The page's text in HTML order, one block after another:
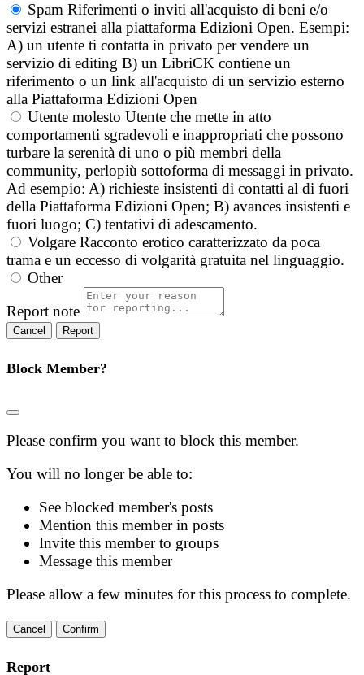
Spam Riferimenti o inviti all'acquisto di beni e/o
servizi estranei alla piattaforma Edizioni Open. Esempi:
A) un utente ti contatta in privato per vendere un
servizio di editing B) un LibriCK contiene un
riferimento o un link all'acquisto di un servizio esterno
alla Piattaforma Edizioni Open
Utente molesto Utente che mette in atto
comportamenti sgradevoli e inappropriati che possono
turbare la serenità di uno o più membri della
community, perlopiù sottoforma di messaggi in privato.
Ad esempio: A) richieste insistenti di contatti al di fuori
della Piattaforma Edizioni Open; B) avances insistenti e
fuori luogo; C) tentativi di adescamento.
Volgare Racconto erotico caratterizzato da poca
trama e un eccesso di volgarità gratuita nel linguaggio.
Other
Report note
Report
Block Member?
Please confirm you want to block this member.
You will no longer be able to:
See blocked member's posts
Mention this member in posts
Invite this member to groups
Message this member
Please allow a few minutes for this process to complete.
Confirm
Report